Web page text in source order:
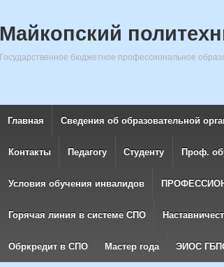
Майкопский
Государственное бюджетное профессиональное
Главная Сведения об образовательной
Контакты Педагогу Студенту Проф.
Условия обучения инвалидов
Горячая линия в системе СПО
Обркредит в СПО Мастер года ЭИОС